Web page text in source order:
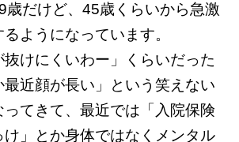
歳だけど、45歳くらいから急激
ようになっています。
けにくいわー」くらいだった
近顔が長い」という笑えない
ってきて、最近では「入院保険
け」とか身体ではなくメンタル